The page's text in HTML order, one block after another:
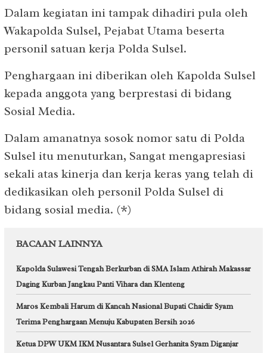
Dalam kegiatan ini tampak dihadiri pula oleh
Wakapolda Sulsel, Pejabat Utama beserta
personil satuan kerja Polda Sulsel.
Penghargaan ini diberikan oleh Kapolda Sulsel
kepada anggota yang berprestasi di bidang
Sosial Media.
Dalam amanatnya sosok nomor satu di Polda
Sulsel itu menuturkan, Sangat mengapresiasi
sekali atas kinerja dan kerja keras yang telah di
dedikasikan oleh personil Polda Sulsel di
bidang sosial media. (*)
BACAAN LAINNYA
Kapolda Sulawesi Tengah Berkurban di SMA Islam Athirah Makassar
Daging Kurban Jangkau Panti Vihara dan Klenteng
Maros Kembali Harum di Kancah Nasional Bupati Chaidir Syam
Terima Penghargaan Menuju Kabupaten Bersih 2026
Ketua DPW UKM IKM Nusantara Sulsel Gerhanita Syam Diganjar